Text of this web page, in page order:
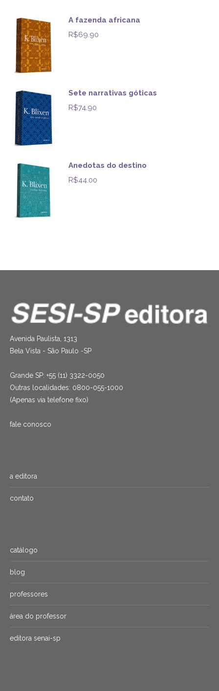
A fazenda africana
R$69.90
Sete narrativas góticas
R$74.90
Anedotas do destino
R$44.00
Avenida Paulista, 1313
Bela Vista - São Paulo -SP
Grande SP: +55 (11) 3322-0050
Outras localidades: 0800-055-1000
(Apenas via telefone fixo)
fale conosco
a editora
contato
catálogo
blog
professores
área do professor
editora senai-sp